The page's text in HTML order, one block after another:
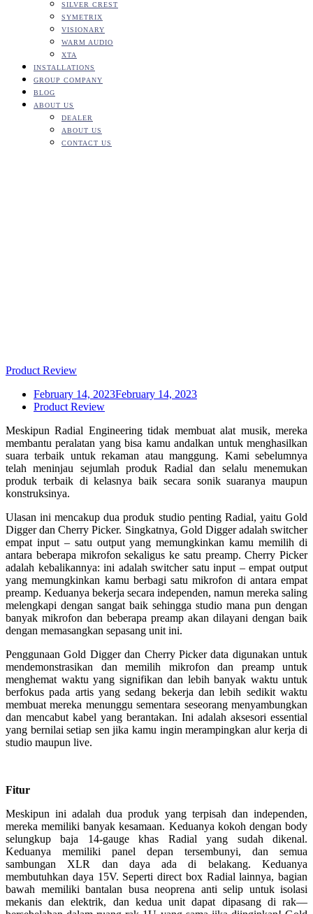
SILVER CREST
SYMETRIX
VISIONARY
WARM AUDIO
XTA
INSTALLATIONS
GROUP COMPANY
BLOG
ABOUT US
DEALER
ABOUT US
CONTACT US
Product Review
February 14, 2023February 14, 2023
Product Review
Meskipun Radial Engineering tidak membuat alat musik, mereka
membantu peralatan yang bisa kamu andalkan untuk menghasilkan
suara terbaik untuk rekaman atau manggung. Kami sebelumnya
telah meninjau sejumlah produk Radial dan selalu menemukan
produk terbaik di kelasnya baik secara sonik suaranya maupun
konstruksinya.
Ulasan ini mencakup dua produk studio penting Radial, yaitu Gold
Digger dan Cherry Picker. Singkatnya, Gold Digger adalah switcher
empat input – satu output yang memungkinkan kamu memilih di
antara beberapa mikrofon sekaligus ke satu preamp. Cherry Picker
adalah kebalikannya: ini adalah switcher satu input – empat output
yang memungkinkan kamu berbagi satu mikrofon di antara empat
preamp. Keduanya bekerja secara independen, namun mereka saling
melengkapi dengan sangat baik sehingga studio mana pun dengan
banyak mikrofon dan beberapa preamp akan dilayani dengan baik
dengan memasangkan sepasang unit ini.
Penggunaan Gold Digger dan Cherry Picker data digunakan untuk
mendemonstrasikan dan memilih mikrofon dan preamp untuk
menghemat waktu yang signifikan dan lebih banyak waktu untuk
berfokus pada artis yang sedang bekerja dan lebih sedikit waktu
membuat mereka menunggu sementara seseorang menyambungkan
dan mencabut kabel yang berantakan. Ini adalah aksesori essential
yang bernilai setiap sen jika kamu ingin merampingkan alur kerja di
studio maupun live.
Fitur
Meskipun ini adalah dua produk yang terpisah dan independen,
mereka memiliki banyak kesamaan. Keduanya kokoh dengan body
selungkup baja 14-gauge khas Radial yang sudah dikenal.
Keduanya memiliki panel depan tersembunyi, dan semua
sambungan XLR dan daya ada di belakang. Keduanya
membutuhkan daya 15V. Seperti direct box Radial lainnya, bagian
bawah memiliki bantalan busa neoprena anti selip untuk isolasi
mekanis dan elektrik, dan kedua unit dapat dipasang di rak—